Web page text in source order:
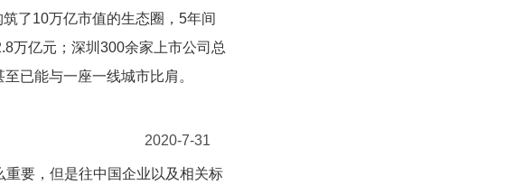
了10万亿市值的生态圈，5年间
万亿元；深圳300余家上市公司总
已能与一座一线城市比肩。
2020-7-31
要，但是往中国企业以及相关标